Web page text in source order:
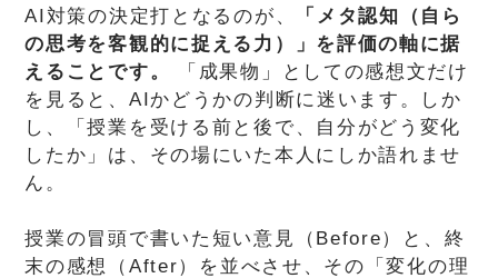
AI対策の決定打となるのが、
「メタ認知（自ら
の思考を客観的に捉える力）」を評価の軸に据
えることです。
「成果物」としての感想文だけ
を見ると、AIかどうかの判断に迷います。しか
し、「授業を受ける前と後で、自分がどう変化
したか」は、その場にいた本人にしか語れませ
ん。
授業の冒頭で書いた短い意見（Before）と、終
末の感想（After）を並べさせ、その「変化の理